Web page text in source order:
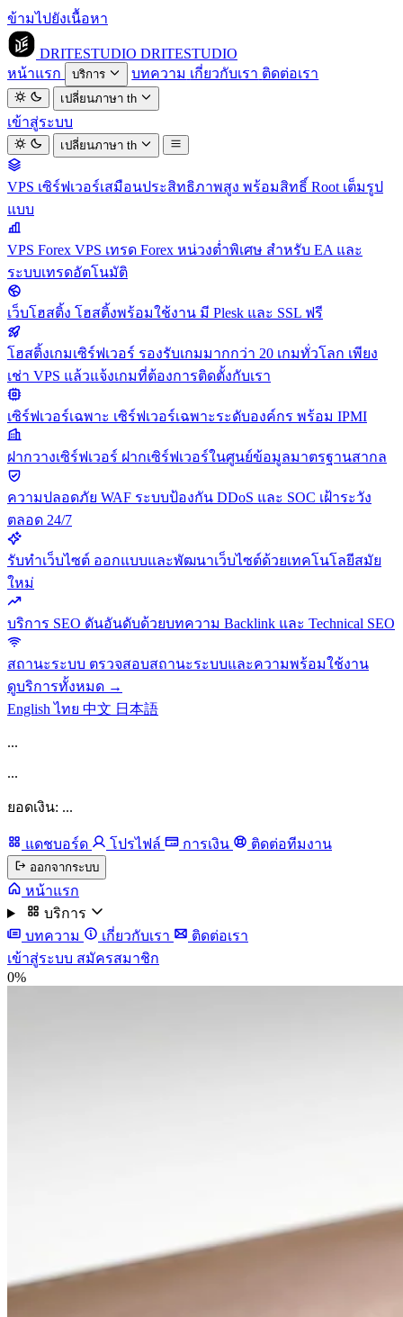
ข้ามไปยังเนื้อหา
DRITESTUDIO DRITESTUDIO
หน้าแรก
บริการ บทความ เกี่ยวกับเรา ติดต่อเรา
เปลี่ยนภาษาth
เข้าสู่ระบบ
เปลี่ยนภาษาth
VPS เซิร์ฟเวอร์เสมือนประสิทธิภาพสูง พร้อมสิทธิ์ Root เต็มรูป
แบบ
VPS Forex VPS เทรด Forex หน่วงต่ำพิเศษ สำหรับ EA และ
ระบบเทรดอัตโนมัติ
เว็บโฮสติ้ง โฮสติ้งพร้อมใช้งาน มี Plesk และ SSL ฟรี
โฮสติ้งเกมเซิร์ฟเวอร์ รองรับเกมมากกว่า 20 เกมทั่วโลก เพียง
เช่า VPS แล้วแจ้งเกมที่ต้องการติดตั้งกับเรา
เซิร์ฟเวอร์เฉพาะ เซิร์ฟเวอร์เฉพาะระดับองค์กร พร้อม IPMI
ฝากวางเซิร์ฟเวอร์ ฝากเซิร์ฟเวอร์ในศูนย์ข้อมูลมาตรฐานสากล
ความปลอดภัย WAF ระบบป้องกัน DDoS และ SOC เฝ้าระวัง
ตลอด 24/7
รับทำเว็บไซต์ ออกแบบและพัฒนาเว็บไซต์ด้วยเทคโนโลยีสมัย
ใหม่
บริการ SEO ดันอันดับด้วยบทความ Backlink และ Technical SEO
สถานะระบบ ตรวจสอบสถานะระบบและความพร้อมใช้งาน
ดูบริการทั้งหมด →
Englishไทย 中文 日本語
...
...
ยอดเงิน: ...
แดชบอร์ด โปรไฟล์ การเงิน ติดต่อทีมงาน
ออกจากระบบ
หน้าแรก
บริการ
บทความ
เกี่ยวกับเรา
ติดต่อเรา
เข้าสู่ระบบ สมัครสมาชิก
0%